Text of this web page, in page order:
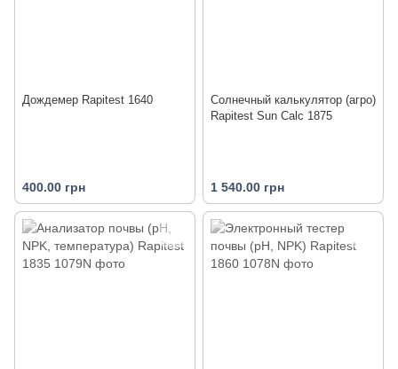
Дождемер Rapitest 1640
400.00 грн
Солнечный калькулятор (агро)
Rapitest Sun Calc 1875
1 540.00 грн